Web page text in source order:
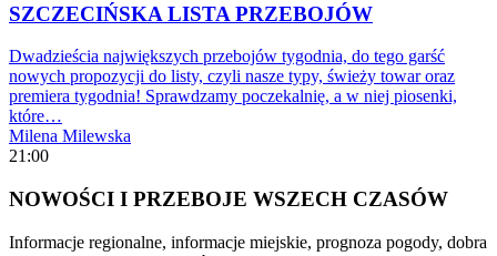
SZCZECIŃSKA LISTA PRZEBOJÓW
Dwadzieścia największych przebojów tygodnia, do tego garść
nowych propozycji do listy, czyli nasze typy, świeży towar oraz
premiera tygodnia! Sprawdzamy poczekalnię, a w niej piosenki,
które…
Milena Milewska
21:00
NOWOŚCI I PRZEBOJE WSZECH CZASÓW
Informacje regionalne, informacje miejskie, prognoza pogody, dobra